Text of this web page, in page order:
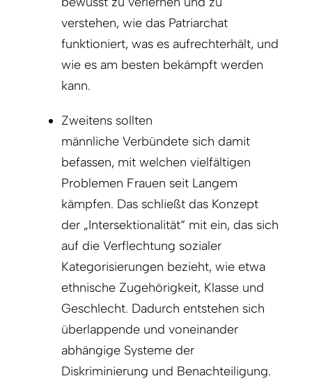
verstehen, wie das Patriarchat
funktioniert, was es aufrechterhält, und
wie es am besten bekämpft werden
kann.
Zweitens sollten
männliche Verbündete sich damit
befassen, mit welchen vielfältigen
Problemen Frauen seit Langem
kämpfen. Das schließt das Konzept
der „Intersektionalität“ mit ein, das sich
auf die Verflechtung sozialer
Kategorisierungen bezieht, wie etwa
ethnische Zugehörigkeit, Klasse und
Geschlecht. Dadurch entstehen sich
überlappende und voneinander
abhängige Systeme der
Diskriminierung und Benachteiligung.